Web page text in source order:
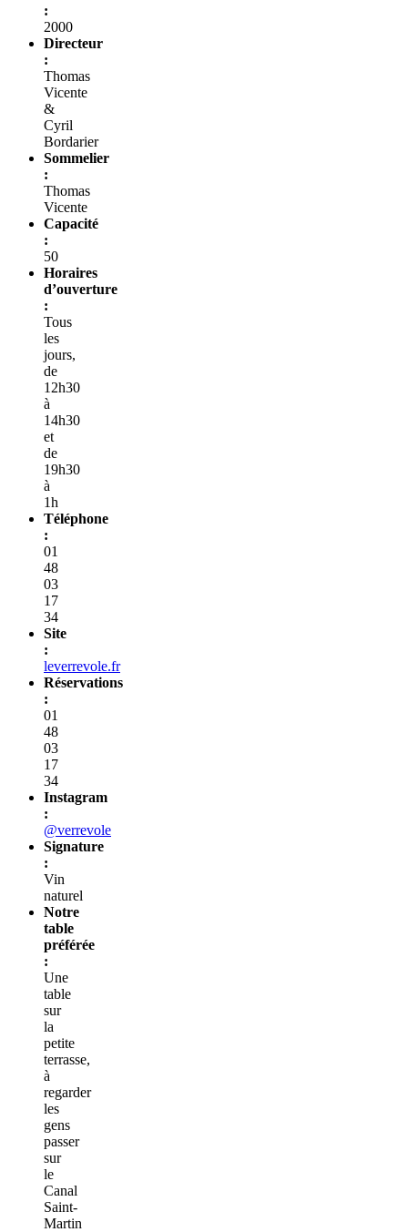
:
2000
Directeur
:
Thomas
Vicente
&
Cyril
Bordarier
Sommelier
:
Thomas
Vicente
Capacité
:
50
Horaires
d’ouverture
:
Tous
les
jours,
de
12h30
à
14h30
et
de
19h30
à
1h
Téléphone
:
01
48
03
17
34
Site
:
leverrevole.fr
Réservations
:
01
48
03
17
34
Instagram
:
@verrevole
Signature
:
Vin
naturel
Notre
table
préférée
:
Une
table
sur
la
petite
terrasse,
à
regarder
les
gens
passer
sur
le
Canal
Saint-
Martin